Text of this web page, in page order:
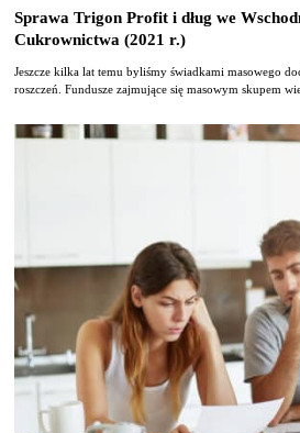
Sprawa Trigon Profit i dług we
Cukrownictwa (2021 r.)
Jeszcze kilka lat temu byliśmy świadkami masowego
roszczeń. Fundusze zajmujące się masowym skupem